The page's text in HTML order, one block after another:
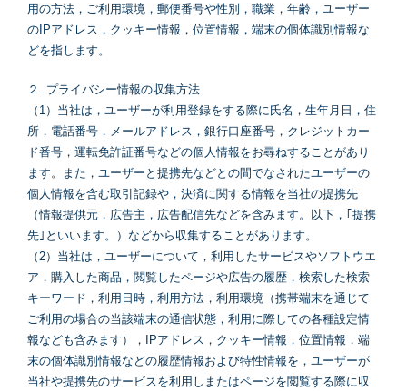
用の方法，ご利用環境，郵便番号や性別，職業，年齢，ユーザー
のIPアドレス，クッキー情報，位置情報，端末の個体識別情報な
どを指します。
２. プライバシー情報の収集方法
（1）当社は，ユーザーが利用登録をする際に氏名，生年月日，住
所，電話番号，メールアドレス，銀行口座番号，クレジットカー
ド番号，運転免許証番号などの個人情報をお尋ねすることがあり
ます。また，ユーザーと提携先などとの間でなされたユーザーの
個人情報を含む取引記録や，決済に関する情報を当社の提携先
（情報提供元，広告主，広告配信先などを含みます。以下，｢提携
先｣といいます。）などから収集することがあります。
（2）当社は，ユーザーについて，利用したサービスやソフトウエ
ア，購入した商品，閲覧したページや広告の履歴，検索した検索
キーワード，利用日時，利用方法，利用環境（携帯端末を通じて
ご利用の場合の当該端末の通信状態，利用に際しての各種設定情
報なども含みます），IPアドレス，クッキー情報，位置情報，端
末の個体識別情報などの履歴情報および特性情報を，ユーザーが
当社や提携先のサービスを利用しまたはページを閲覧する際に収